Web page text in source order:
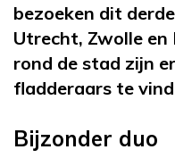
bezoeken dit
Utrecht, Zwolle en
rond de stad zijn
fladderaars te
Bijzonder duo